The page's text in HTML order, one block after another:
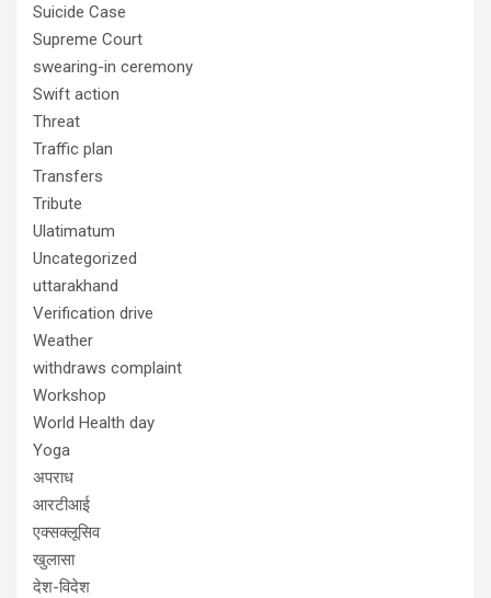
Suicide Case
Supreme Court
swearing-in ceremony
Swift action
Threat
Traffic plan
Transfers
Tribute
Ulatimatum
Uncategorized
uttarakhand
Verification drive
Weather
withdraws complaint
Workshop
World Health day
Yoga
अपराध
आरटीआई
एक्सक्लूसिव
खुलासा
देश-विदेश